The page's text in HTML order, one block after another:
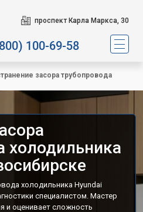
проспект Карла Маркса, 30
100-69-58
засора трубопровода
холодильника
холодильника Hyundai
специалистом. Мастер
и оценивает сложность